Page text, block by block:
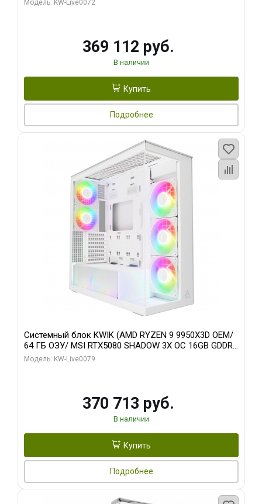
Модель: KW-Live0072
369 112 руб.
В наличии
Купить
Подробнее
Системный блок KWIK (AMD RYZEN 9 9950X3D OEM/
64 ГБ ОЗУ/ MSI RTX5080 SHADOW 3X OC 16GB GDDR7
256bit 3xDP HDMI/ 960 ГБ SSD)
Модель: KW-Live0079
370 713 руб.
В наличии
Купить
Подробнее